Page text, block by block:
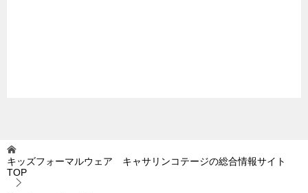
キッズフォーマルウェア キャサリンコテージの総合情報サイト
TOP